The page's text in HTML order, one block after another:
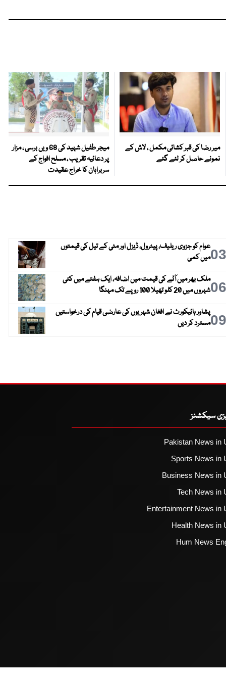
میر رضا کی قبر کشائی مکمل ، لاش کے
نمونے حاصل کر لئے گئے
میجر طفیل شہید کی 68 ویں برسی ، مزار
پر دعائیہ تقریب ، مسلح افواج کے
سربراہان کا خراج عقیدت
03عوام کو جزوی ریلیف، پیٹرول، ڈیزل اور مٹی کے تیل کی قیمتوں
میں کمی
06ملک بھر میں آٹے کی قیمت میں اضافہ، ایک ہفتے میں کئی
شہروں میں 20 کلو تھیلا 100 روپے تک مہنگا
09پشاور ہائیکورٹ نے افغان شہریوں کی عارضی قیام کی درخواستیں
مسترد کر دیں
سیکشنز
Pakistan News in
Sports News in
Business News in
Tech News in
Entertainment News in
Health News in
Hum News